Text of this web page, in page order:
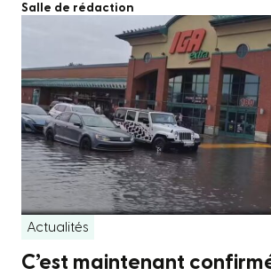
Salle de rédaction
Actualités
C’est maintenant